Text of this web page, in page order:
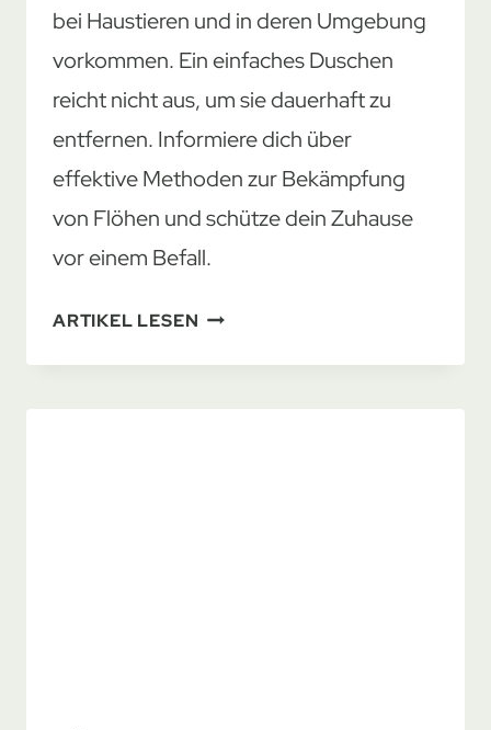
bei Haustieren und in deren Umgebung
vorkommen. Ein einfaches Duschen
reicht nicht aus, um sie dauerhaft zu
entfernen. Informiere dich über
effektive Methoden zur Bekämpfung
von Flöhen und schütze dein Zuhause
vor einem Befall.
ARTIKEL LESEN DUSCHST